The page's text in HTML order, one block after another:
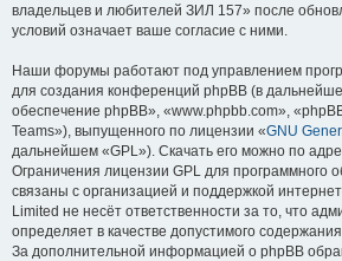
владельцев и любителей ЗИЛ 157» после
условий означает ваше согласие с ними.
Наши форумы работают под управлением
для создания конференций phpBB (в
обеспечение phpBB», «www.phpbb.com»,
Teams»), выпущенного по лицензии «GNU
дальнейшем «GPL»). Скачать его можно по
Ограничения лицензии GPL для программного
связаны с организацией и поддержкой
Limited не несёт ответственности за то, что
определяет в качестве допустимого
За дополнительной информацией о phpBB